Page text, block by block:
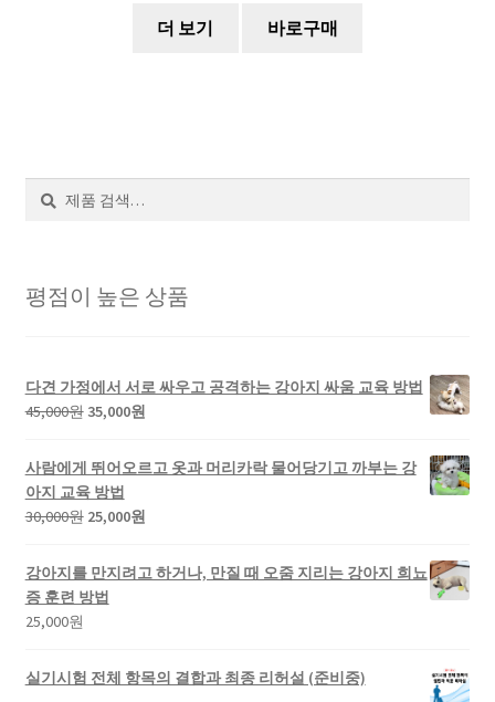
더 보기 바로구매
평점이 높은 상품
다견 가정에서 서로 싸우고 공격하는 강아지 싸움 교육 방법
45,000원 35,000원
사람에게 뛰어오르고 옷과 머리카락 물어당기고 까부는 강
아지 교육 방법
30,000원 25,000원
강아지를 만지려고 하거나, 만질 때 오줌 지리는 강아지 희뇨
증 훈련 방법
25,000원
실기시험 전체 항목의 결합과 최종 리허설 (준비중)